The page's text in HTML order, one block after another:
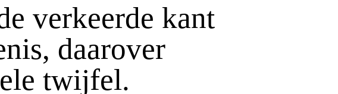
verkeerde kant
daarover
twijfel.